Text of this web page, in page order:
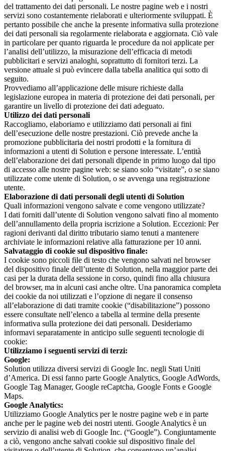
del trattamento dei dati personali. Le nostre pagine web e i nostri
servizi sono costantemente rielaborati e ulteriormente sviluppati. È
pertanto possibile che anche la presente informativa sulla protezione
dei dati personali sia regolarmente rielaborata e aggiornata. Ciò vale
in particolare per quanto riguarda le procedure da noi applicate per
l’analisi dell’utilizzo, la misurazione dell’efficacia di metodi
pubblicitari e servizi analoghi, soprattutto di fornitori terzi. La
versione attuale si può evincere dalla tabella analitica qui sotto di
seguito.
Provvediamo all’applicazione delle misure richieste dalla
legislazione europea in materia di protezione dei dati personali, per
garantire un livello di protezione dei dati adeguato.
Utilizzo dei dati personali
Raccogliamo, elaboriamo e utilizziamo dati personali ai fini
dell’esecuzione delle nostre prestazioni. Ciò prevede anche la
promozione pubblicitaria dei nostri prodotti e la fornitura di
informazioni a utenti di Solution e persone interessate. L’entità
dell’elaborazione dei dati personali dipende in primo luogo dal tipo
di accesso alle nostre pagine web: se siano solo “visitate”, o se siano
utilizzate come utente di Solution, o se avvenga una registrazione
utente.
Elaborazione di dati personali degli utenti di Solution
Quali informazioni vengono salvate e come vengono utilizzate?
I dati forniti dall’utente di Solution vengono salvati fino al momento
dell’annullamento della propria iscrizione a Solution. Eccezioni: Per
ragioni derivanti dal diritto tributario siamo tenuti a mantenere
archiviate le informazioni relative alla fatturazione per 10 anni.
Salvataggio di cookie sul dispositivo finale:
I cookie sono piccoli file di testo che vengono salvati nel browser
del dispositivo finale dell’utente di Solution, nella maggior parte dei
casi per la durata della sessione in corso, quindi fino alla chiusura
del browser, ma in alcuni casi anche oltre. Una panoramica completa
dei cookie da noi utilizzati e l’opzione di negare il consenso
all’elaborazione di dati tramite cookie (“disabilitazione”) possono
essere consultate nell’elenco a tabella al termine della presente
informativa sulla protezione dei dati personali. Desideriamo
informavi separatamente in anticipo sulle seguenti tecnologie di
cookie:
Utilizziamo i seguenti servizi di terzi:
Google:
Solution utilizza diversi servizi di Google Inc. negli Stati Uniti
d’America. Di essi fanno parte Google Analytics, Google AdWords,
Google Tag Manager, Google reCaptcha, Google Fonts e Google
Maps.
Google Analytics:
Utilizziamo Google Analytics per le nostre pagine web e in parte
anche per le pagine web dei nostri utenti. Google Analytics è un
servizio di analisi web di Google Inc. (“Google”). Congiuntamente
a ciò, vengono anche salvati cookie sul dispositivo finale del